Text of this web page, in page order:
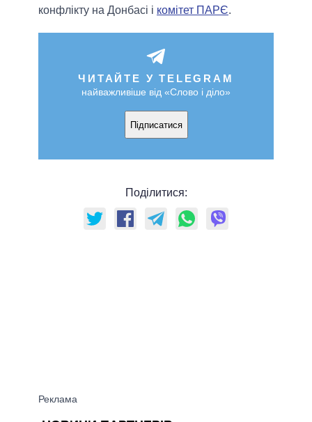
конфлікту на Донбасі і комітет ПАРЄ.
ЧИТАЙТЕ У TELEGRAM
найважливіше від «Слово і діло»
Підписатися
Поділитися: